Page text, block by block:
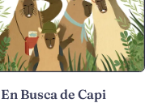
En Busca de Capi